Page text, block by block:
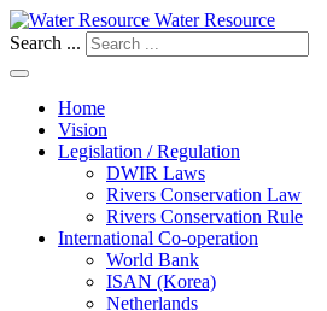
Water Resource
Search ...
Home
Vision
Legislation / Regulation
DWIR Laws
Rivers Conservation Law
Rivers Conservation Rule
International Co-operation
World Bank
ISAN (Korea)
Netherlands